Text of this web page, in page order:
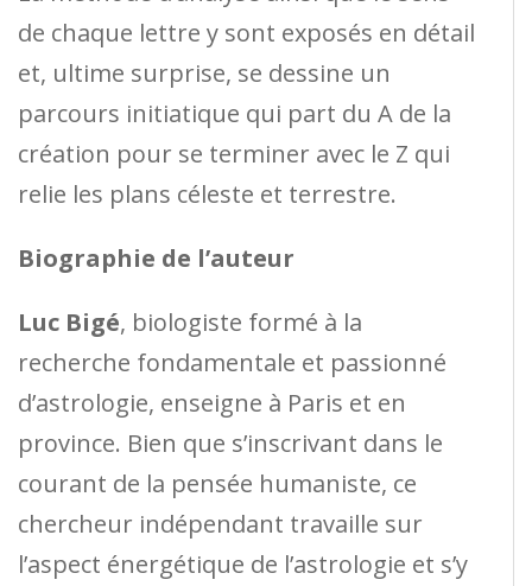
de chaque lettre y sont exposés en détail
et, ultime surprise, se dessine un
parcours initiatique qui part du A de la
création pour se terminer avec le Z qui
relie les plans céleste et terrestre.
Biographie de l’auteur
Luc Bigé, biologiste formé à la
recherche fondamentale et passionné
d’astrologie, enseigne à Paris et en
province. Bien que s’inscrivant dans le
courant de la pensée humaniste, ce
chercheur indépendant travaille sur
l’aspect énergétique de l’astrologie et s’y